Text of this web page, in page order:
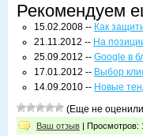
Рекомендуем
15.02.2008 -- Как
21.11.2012 -- На
25.09.2012 -- Google в
17.01.2012 -- Выбор
14.09.2010 -- Новые
(Еще не
Ваш отзыв | Просмотров: